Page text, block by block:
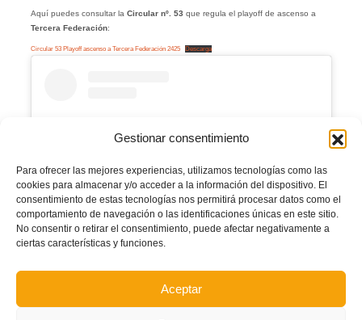
Gestionar consentimiento
Para ofrecer las mejores experiencias, utilizamos tecnologías como las
cookies para almacenar y/o acceder a la información del dispositivo. El
consentimiento de estas tecnologías nos permitirá procesar datos como el
comportamiento de navegación o las identificaciones únicas en este sitio.
No consentir o retirar el consentimiento, puede afectar negativamente a
ciertas características y funciones.
Aceptar
Aquí puedes consultar la Circular nº. 53 que regula el playoff de ascenso a
Tercera Federación:
Circular 53 Playoff ascenso a Tercera Federación 2425 Descarga
Ver esta publicación en Instagram